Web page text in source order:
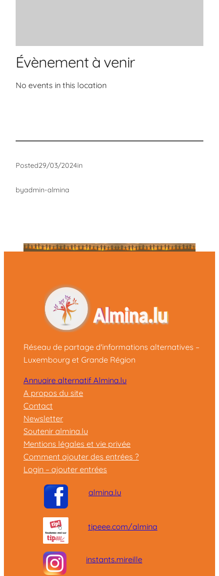
Évènement à venir
No events in this location
Posted29/03/2024in
byadmin-almina
Réseau de partage d'informations alternatives –
Luxembourg et Grande Région
Annuaire alternatif Almina.lu
A propos du site
Contact
Newsletter
Soutenir almina.lu
Mentions légales et vie privée
Comment ajouter des entrées ?
Login – ajouter entrées
almina.lu
tipeee.com/almina
instants.mireille